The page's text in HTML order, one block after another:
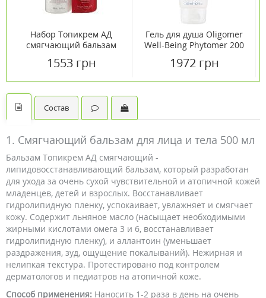
Набор Топикрем АД
смягчающий бальзам
(1+1)
1553 грн
Гель для душа Oligomer
Well-Being Phytomer 200
1972 грн
Состав
1. Смягчающий бальзам для лица и тела 500 мл
Бальзам Топикрем АД смягчающий -
липидовосстанавливающий бальзам, который разработан
для ухода за очень сухой чувствительной и атопичной кожей
младенцев, детей и взрослых. Восстанавливает
гидролипидную пленку, успокаивает, увлажняет и смягчает
кожу. Содержит льняное масло (насыщает необходимыми
жирными кислотами омега 3 и 6, восстанавливает
гидролипидную пленку), и аллантоин (уменьшает
раздражения, зуд, ощущение покалываний). Нежирная и
нелипкая текстура. Протестировано под контролем
дерматологов и педиатров на атопичной коже.
Способ применения: Наносить 1-2 раза в день на очень